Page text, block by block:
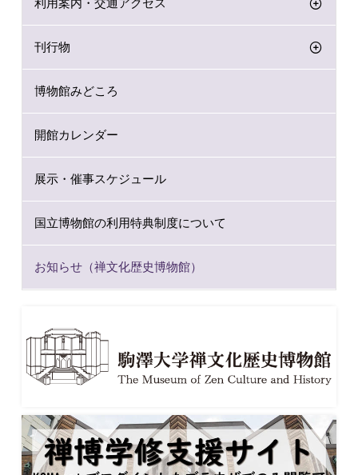
刊行物
博物館みどころ
開館カレンダー
展示・催事スケジュール
国立博物館の利用特典制度について
お知らせ（禅文化歴史博物館）